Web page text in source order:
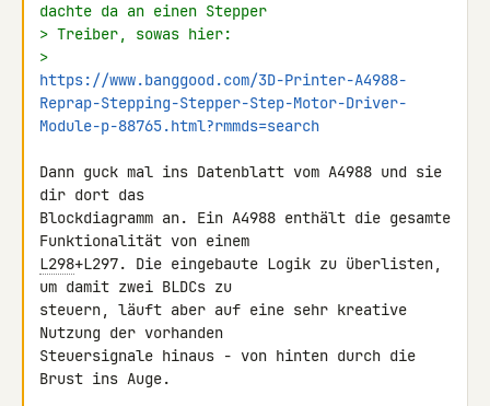
dachte da an einen Stepper
> Treiber, sowas hier:
>
https://www.banggood.com/3D-Printer-A4988-
Reprap-Stepping-Stepper-Step-Motor-Driver-
Module-p-88765.html?rmmds=search
Dann guck mal ins Datenblatt vom A4988 und sie
dir dort das
Blockdiagramm an. Ein A4988 enthält die gesamte
L298+L297. Die eingebaute Logik zu überlisten,
um damit zwei BLDCs zu
steuern, läuft aber auf eine sehr kreative
Nutzung der vorhanden
Steuersignale hinaus - von hinten durch die
Brust ins Auge.